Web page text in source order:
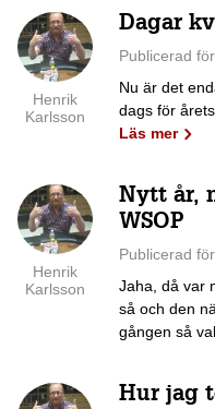
Henrik
Karlsson
Dagar
Publicerad
Nu är det
dags för
Läs mer
Henrik
Karlsson
Nytt år,
WSOP
Publicerad
Jaha, då var
så och den
gången så
Hur jag